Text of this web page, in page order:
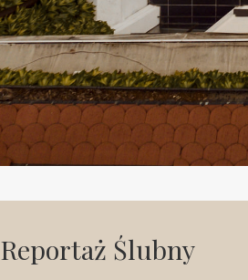
Reportaż Ślubny